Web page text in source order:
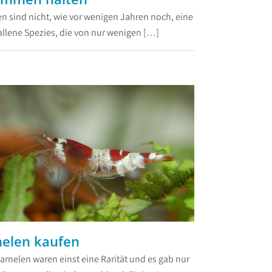
sind nicht, wie vor wenigen Jahren noch, eine
Spezies, die von nur wenigen […]
kaufen
waren einst eine Rarität und es gab nur